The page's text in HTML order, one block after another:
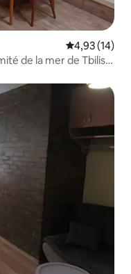
Note
4,93 (14)
de la mer de Tbilissi